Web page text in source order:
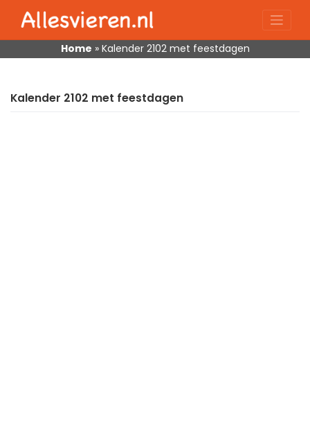
content
Home » Kalender 2102 met feestdagen
Kalender 2102 met feestdagen